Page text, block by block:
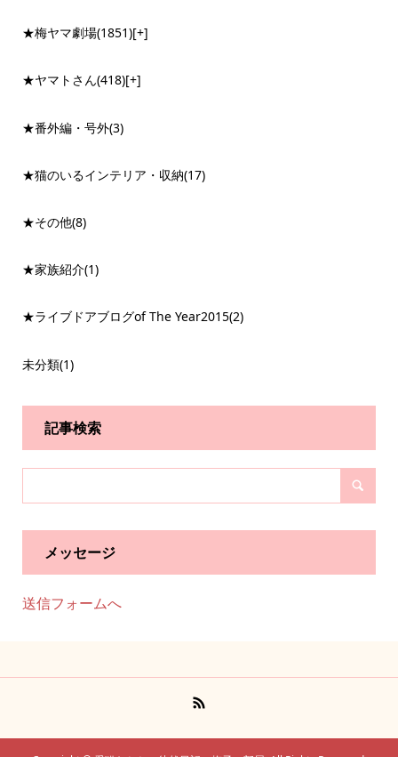
★梅ヤマ劇場(1851)[+]
★ヤマトさん(418)[+]
★番外編・号外(3)
★猫のいるインテリア・収納(17)
★その他(8)
★家族紹介(1)
★ライブドアブログof The Year2015(2)
未分類(1)
記事検索
メッセージ
送信フォームへ